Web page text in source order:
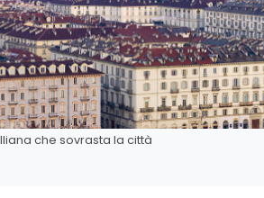
che sovrasta la città